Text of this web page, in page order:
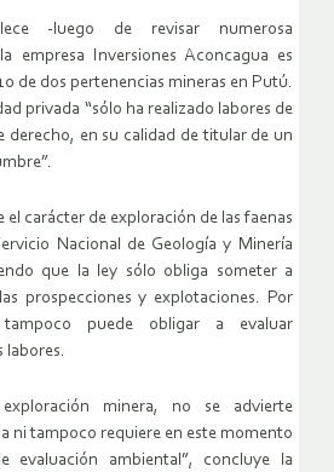
-luego de revisar numerosa
empresa Inversiones Aconcagua es
de dos pertenencias mineras en Putú.
privada “sólo ha realizado labores de
derecho, en su calidad de titular de un
el carácter de exploración de las faenas
Nacional de Geología y Minería
que la ley sólo obliga someter a
prospecciones y explotaciones. Por
puede obligar a evaluar
labores.
minera, no se advierte
ni tampoco requiere en este momento
evaluación ambiental”, concluye la